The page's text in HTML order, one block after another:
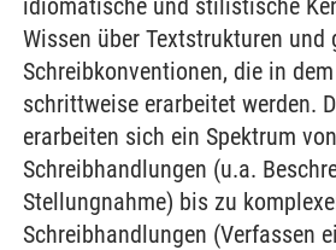
idiomatische und stilistische
Wissen über Textstrukturen und
Schreibkonventionen, die in
schrittweise erarbeitet werden.
erarbeiten sich ein Spektrum
Schreibhandlungen (u.a.
Stellungnahme) bis zu
Schreibhandlungen (Verfassen